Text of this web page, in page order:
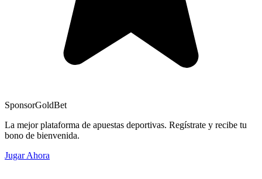
SponsorGoldBet
La mejor plataforma de apuestas deportivas. Regístrate y recibe tu
bono de bienvenida.
Jugar Ahora